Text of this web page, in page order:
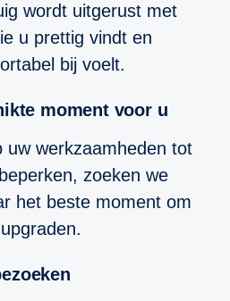
wordt uitgerust met
u prettig vindt en
bij voelt.
moment voor u
uw werkzaamheden tot
zoeken we
het beste moment om